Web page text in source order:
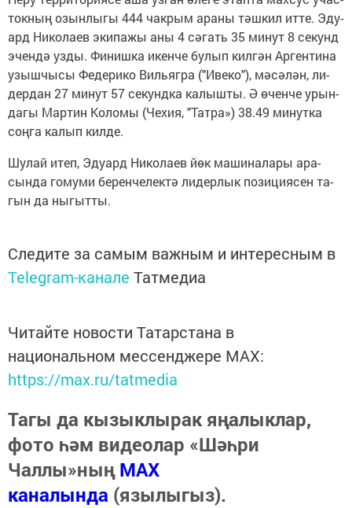
ток­ның озын­лы­гы 444 чак­рым ара­ны тәш­кил ит­те. Эду­
ард Ни­ко­ла­ев эки­па­жы аны 4 сә­гать 35 ми­нут 8 се­кунд
эчен­дә уз­ды. Фи­ниш­ка икен­че бу­лып кил­гән Ар­ген­ти­на
узыш­чы­сы Фе­де­ри­ко Виль­яг­ра ("Иве­ко"), мә­сә­лән, ли­
дер­дан 27 ми­нут 57 се­кунд­ка ка­лыш­ты. Ә өчен­че урын­
да­гы Мар­тин Ко­ло­мы (Че­хия, "Тат­ра») 38.49 ми­нут­ка
соң­га ка­лып кил­де.
Шу­лай итеп, Эду­ард Ни­ко­ла­ев йөк ма­ши­на­ла­ры ара­
сын­да го­му­ми бе­рен­че­лек­тә ли­дер­лык по­зи­ци­я­сен та­
гын да ны­гыт­ты.
Следите за самым важным и интересным в
Telegram-канале Татмедиа
Читайте новости Татарстана в
национальном мессенджере MАХ:
https://max.ru/tatmedia
Тагы да кызыклырак яңалыклар,
фото һәм видеолар «Шәһри
Чаллы»ныңMAX
каналында (язылыгыз).